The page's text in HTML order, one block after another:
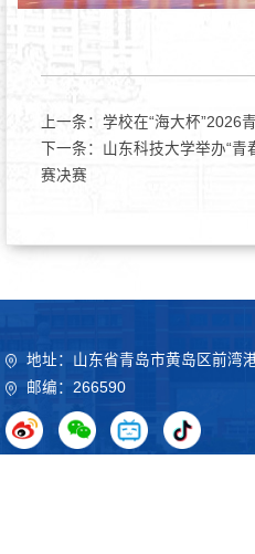
上一条： 学校在“海大杯”2026
下一条： 山东科技大学举办“
赛决赛
地址：山东省青岛市黄岛区前湾
邮编：266590